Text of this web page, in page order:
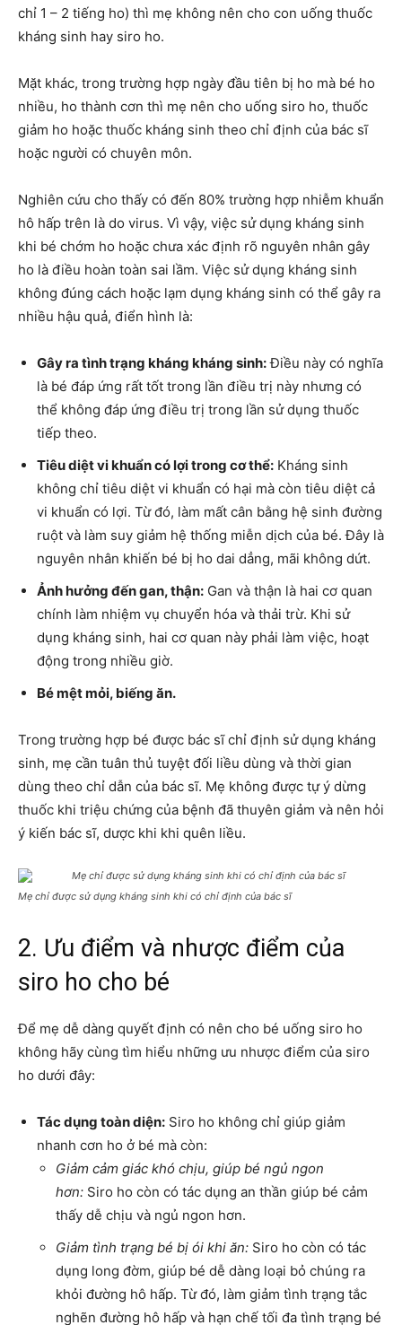
chỉ 1 – 2 tiếng ho) thì mẹ không nên cho con uống thuốc
kháng sinh hay siro ho.
Mặt khác, trong trường hợp ngày đầu tiên bị ho mà bé ho
nhiều, ho thành cơn thì mẹ nên cho uống siro ho, thuốc
giảm ho hoặc thuốc kháng sinh theo chỉ định của bác sĩ
hoặc người có chuyên môn.
Nghiên cứu cho thấy có đến 80% trường hợp nhiễm khuẩn
hô hấp trên là do virus. Vì vậy, việc sử dụng kháng sinh
khi bé chớm ho hoặc chưa xác định rõ nguyên nhân gây
ho là điều hoàn toàn sai lầm. Việc sử dụng kháng sinh
không đúng cách hoặc lạm dụng kháng sinh có thể gây ra
nhiều hậu quả, điển hình là:
Gây ra tình trạng kháng kháng sinh:Điều này có nghĩa
là bé đáp ứng rất tốt trong lần điều trị này nhưng có
thể không đáp ứng điều trị trong lần sử dụng thuốc
tiếp theo.
Tiêu diệt vi khuẩn có lợi trong cơ thể: Kháng sinh
không chỉ tiêu diệt vi khuẩn có hại mà còn tiêu diệt cả
vi khuẩn có lợi. Từ đó, làm mất cân bằng hệ sinh đường
ruột và làm suy giảm hệ thống miễn dịch của bé. Đây là
nguyên nhân khiến bé bị ho dai dẳng, mãi không dứt.
Ảnh hưởng đến gan, thận: Gan và thận là hai cơ quan
chính làm nhiệm vụ chuyển hóa và thải trừ. Khi sử
dụng kháng sinh, hai cơ quan này phải làm việc, hoạt
động trong nhiều giờ.
Bé mệt mỏi, biếng ăn.
Trong trường hợp bé được bác sĩ chỉ định sử dụng kháng
sinh, mẹ cần tuân thủ tuyệt đối liều dùng và thời gian
dùng theo chỉ dẫn của bác sĩ. Mẹ không được tự ý dừng
thuốc khi triệu chứng của bệnh đã thuyên giảm và nên hỏi
ý kiến bác sĩ, dược khi khi quên liều.
Mẹ chỉ được sử dụng kháng sinh khi có chỉ định của bác sĩ
2. Ưu điểm và nhược điểm của
siro ho cho bé
Để mẹ dễ dàng quyết định có nên cho bé uống siro ho
không hãy cùng tìm hiểu những ưu nhược điểm của siro
ho dưới đây:
Tác dụng toàn diện: Siro ho không chỉ giúp giảm
nhanh cơn ho ở bé mà còn:
Giảm cảm giác khó chịu, giúp bé ngủ ngon
hơn: Siro ho còn có tác dụng an thần giúp bé cảm
thấy dễ chịu và ngủ ngon hơn.
Giảm tình trạng bé bị ói khi ăn: Siro ho còn có tác
dụng long đờm, giúp bé dễ dàng loại bỏ chúng ra
khỏi đường hô hấp. Từ đó, làm giảm tình trạng tắc
nghẽn đường hô hấp và hạn chế tối đa tình trạng bé